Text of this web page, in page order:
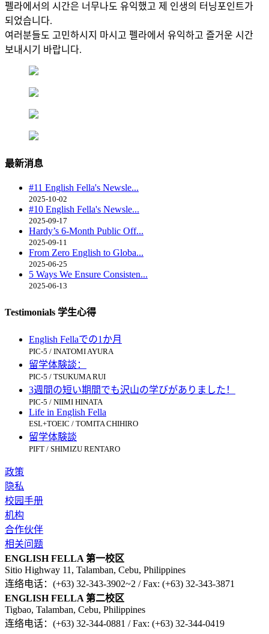
펠라에서의 시간은 너무나도 유익했고 제 인생의 터닝포인트가
되었습니다.
여러분들도 고민하시지 마시고 펠라에서 유익하고 즐거운 시간
보내시기 바랍니다.
最新消息
#11 English Fella's Newsle...
2025-10-02
#10 English Fella's Newsle...
2025-09-17
Hardy’s 6-Month Public Off...
2025-09-11
From Zero English to Globa...
2025-06-25
5 Ways We Ensure Consisten...
2025-06-13
Testimonials 学生心得
English Fellaでの1か月
PIC-5 / INATOMI AYURA
留学体験談：
PIC-5 / TSUKUMA RUI
3週間の短い期間でも沢山の学びがありました！
PIC-5 / NIIMI HINATA
Life in English Fella
ESL+TOEIC / TOMITA CHIHIRO
留学体験談
PIFT / SHIMIZU RENTARO
政策
隐私
校园手册
机构
合作伙伴
相关问题
ENGLISH FELLA 第一校区
Sitio Highway 11, Talamban, Cebu, Philippines
连络电话：(+63) 32-343-3902~2 / Fax: (+63) 32-343-3871
ENGLISH FELLA 第二校区
Tigbao, Talamban, Cebu, Philippines
连络电话：(+63) 32-344-0881 / Fax: (+63) 32-344-0419